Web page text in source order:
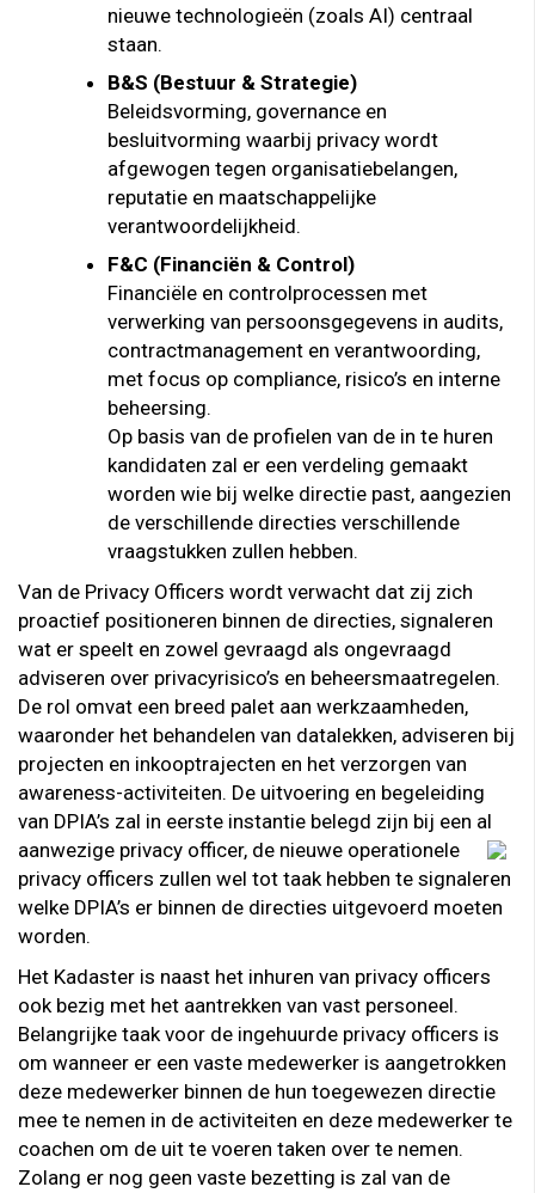
nieuwe technologieën (zoals AI) centraal
staan.
B&S (Bestuur & Strategie)
Beleidsvorming, governance en
besluitvorming waarbij privacy wordt
afgewogen tegen organisatiebelangen,
reputatie en maatschappelijke
verantwoordelijkheid.
F&C (Financiën & Control)
Financiële en controlprocessen met
verwerking van persoonsgegevens in audits,
contractmanagement en verantwoording,
met focus op compliance, risico’s en interne
beheersing.
Op basis van de profielen van de in te huren
kandidaten zal er een verdeling gemaakt
worden wie bij welke directie past, aangezien
de verschillende directies verschillende
vraagstukken zullen hebben.
Van de Privacy Officers wordt verwacht dat zij zich
proactief positioneren binnen de directies, signaleren
wat er speelt en zowel gevraagd als ongevraagd
adviseren over privacyrisico’s en beheersmaatregelen.
De rol omvat een breed palet aan werkzaamheden,
waaronder het behandelen van datalekken, adviseren bij
projecten en inkooptrajecten en het verzorgen van
awareness-activiteiten. De uitvoering en begeleiding
van DPIA’s zal in eerste instantie belegd zijn bij een al
aanwezige privacy officer, de nieuwe operationele
privacy officers zullen wel tot taak hebben te signaleren
welke DPIA’s er binnen de directies uitgevoerd moeten
worden.
Het Kadaster is naast het inhuren van privacy officers
ook bezig met het aantrekken van vast personeel.
Belangrijke taak voor de ingehuurde privacy officers is
om wanneer er een vaste medewerker is aangetrokken
deze medewerker binnen de hun toegewezen directie
mee te nemen in de activiteiten en deze medewerker te
coachen om de uit te voeren taken over te nemen.
Zolang er nog geen vaste bezetting is zal van de